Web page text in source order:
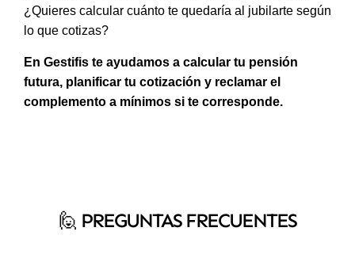
¿Quieres calcular cuánto te quedaría al jubilarte según
lo que cotizas?
En Gestifis te ayudamos a calcular tu pensión
futura, planificar tu cotización y reclamar el
complemento a mínimos si te corresponde.
🙋‍ PREGUNTAS FRECUENTES